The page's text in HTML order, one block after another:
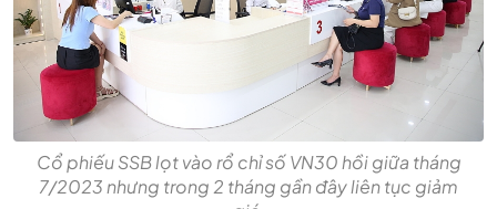
Cổ phiếu SSB lọt vào rổ chỉ số VN30 hồi giữa tháng
7/2023 nhưng trong 2 tháng gần đây liên tục giảm